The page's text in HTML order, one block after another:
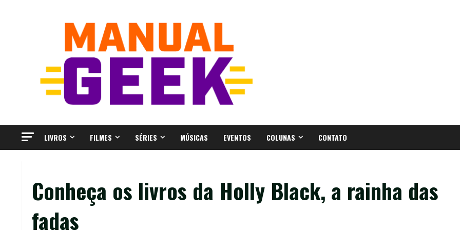
LIVROS FILMES SÉRIES MÚSICAS EVENTOS COLUNAS CONTATO
Conheça os livros da Holly Black, a rainha das
fadas